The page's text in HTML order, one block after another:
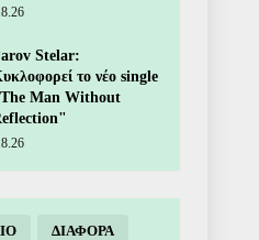
Stelar:
το νέο single
Man Without
ΔΙΑΦΟΡΑ